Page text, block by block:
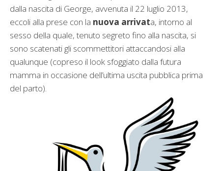
dalla nascita di George, avvenuta il 22 luglio 2013,
eccoli alla prese con la nuova arrivata, intorno al
sesso della quale, tenuto segreto fino alla nascita, si
sono scatenati gli scommettitori attaccandosi alla
qualunque (copreso il look sfoggiato dalla futura
mamma in occasione dell’ultima uscita pubblica prima
del parto).